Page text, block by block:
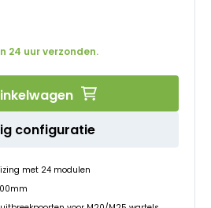
24 uur verzonden.
configuratie
met 24 modulen